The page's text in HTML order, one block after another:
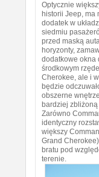
Optycznie
historii Jeep, ma
dodatek w
siedmiu
przed maską
horyzonty,
dodatkowe okna
środkowym
Cherokee, ale i
będzie
obszerne
bardziej
Zarówno
identyczny
większy
Grand
bratu pod
terenie.